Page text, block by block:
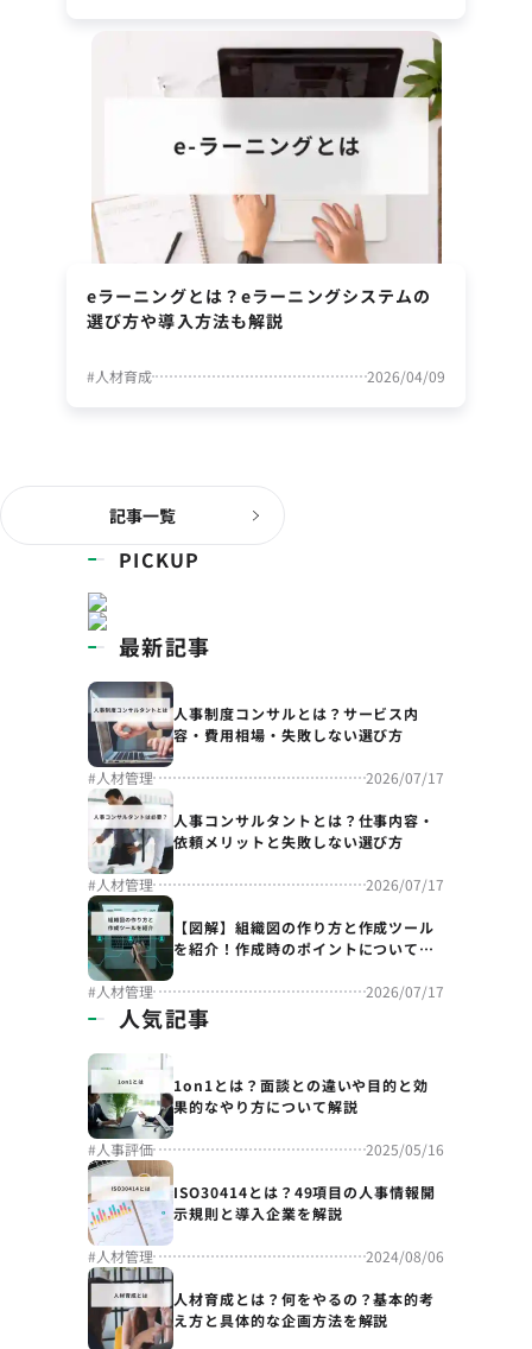
eラーニングとは？eラーニングシステムの
選び方や導入方法も解説
#人材育成 2026/04/09
記事一覧
PICKUP
最新記事
人事制度コンサルとは？サービス内
容・費用相場・失敗しない選び方
#人材管理 2026/07/17
人事コンサルタントとは？仕事内容・
依頼メリットと失敗しない選び方
#人材管理 2026/07/17
【図解】組織図の作り方と作成ツール
を紹介！作成時のポイントについても
#人材管理 2026/07/17
人気記事
1on1とは？面談との違いや目的と効
果的なやり方について解説
#人事評価 2025/05/16
ISO30414とは？49項目の人事情報開
示規則と導入企業を解説
#人材管理 2024/08/06
人材育成とは？何をやるの？基本的考
え方と具体的な企画方法を解説